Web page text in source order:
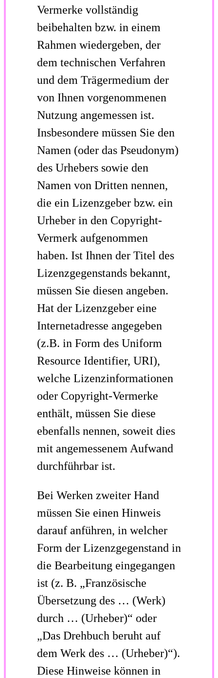
Vermerke vollständig
beibehalten bzw. in einem
Rahmen wiedergeben, der
dem technischen Verfahren
und dem Trägermedium der
von Ihnen vorgenommenen
Nutzung angemessen ist.
Insbesondere müssen Sie den
Namen (oder das Pseudonym)
des Urhebers sowie den
Namen von Dritten nennen,
die ein Lizenzgeber bzw. ein
Urheber in den Copyright-
Vermerk aufgenommen
haben. Ist Ihnen der Titel des
Lizenzgegenstands bekannt,
müssen Sie diesen angeben.
Hat der Lizenzgeber eine
Internetadresse angegeben
(z.B. in Form des Uniform
Resource Identifier, URI),
welche Lizenzinformationen
oder Copyright-Vermerke
enthält, müssen Sie diese
ebenfalls nennen, soweit dies
mit angemessenem Aufwand
durchführbar ist.
Bei Werken zweiter Hand
müssen Sie einen Hinweis
darauf anführen, in welcher
Form der Lizenzgegenstand in
die Bearbeitung eingegangen
ist (z. B. „Französische
Übersetzung des … (Werk)
durch … (Urheber)“ oder
„Das Drehbuch beruht auf
dem Werk des … (Urheber)“).
Diese Hinweise können in